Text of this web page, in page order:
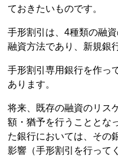
ておきたいものです。
手形割引は、4種類の融
融資方法であり、新規銀
手形割引専用銀行を作っ
あります。
将来、既存の融資のリス
額・猶予を行うこととな
た銀行においては、その
影響（手形割引を行って